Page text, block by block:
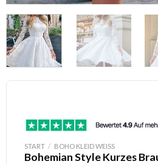
START / BOHO KLEID WEISS
Bohemian Style Kurzes